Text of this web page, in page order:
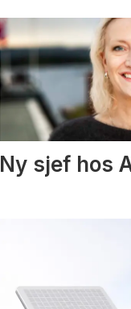
Ny sjef hos